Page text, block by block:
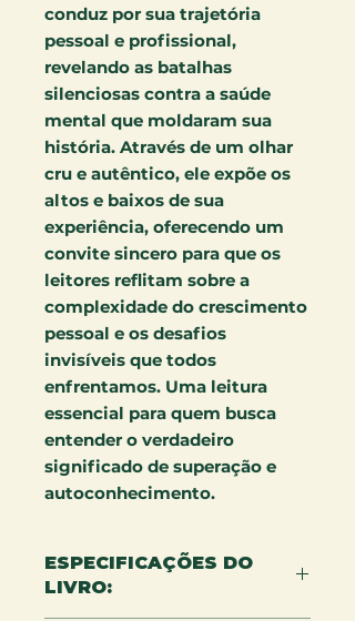
conduz por sua trajetória
pessoal e profissional,
revelando as batalhas
silenciosas contra a saúde
mental que moldaram sua
história. Através de um olhar
cru e autêntico, ele expõe os
altos e baixos de sua
experiência, oferecendo um
convite sincero para que os
leitores reflitam sobre a
complexidade do crescimento
pessoal e os desafios
invisíveis que todos
enfrentamos. Uma leitura
essencial para quem busca
entender o verdadeiro
significado de superação e
autoconhecimento.
ESPECIFICAÇÕES DO
LIVRO: